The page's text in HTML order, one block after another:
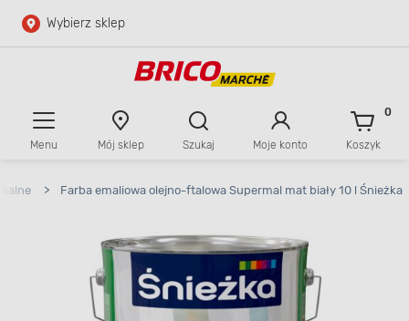
Przejdź do głównej zawartości
Wybierz sklep
Menu Mój sklep Szukaj Moje konto Koszyk
0
> Farba emaliowa olejno-ftalowa Supermal mat biały 10 l Śnieżka